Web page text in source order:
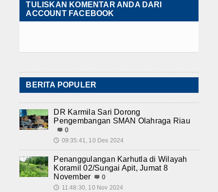
TULISKAN KOMENTAR ANDA DARI
ACCOUNT FACEBOOK
BERITA POPULER
DR Karmila Sari Dorong
Pengembangan SMAN Olahraga Riau
0
🕔 09:35:41, 10 Des 2024
Penanggulangan Karhutla di Wilayah
Koramil 02/Sungai Apit, Jumat 8
November
0
🕔 11:48:30, 10 Nov 2024